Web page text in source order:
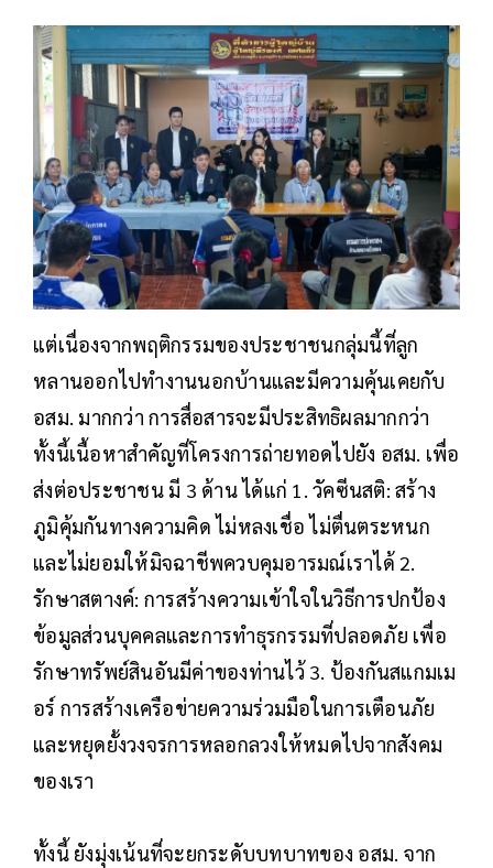
แต่เนื่องจากพฤติกรรมของประชาชนกลุ่มนี้ที่ลูก
หลานออกไปทำงานนอกบ้านและมีความคุ้นเคยกับ
อสม. มากกว่า การสื่อสารจะมีประสิทธิผลมากกว่า
ทั้งนี้เนื้อหาสำคัญที่โครงการถ่ายทอดไปยัง อสม. เพื่อ
ส่งต่อประชาชน มี 3 ด้าน ได้แก่ 1. วัคซีนสติ: สร้าง
ภูมิคุ้มกันทางความคิด ไม่หลงเชื่อ ไม่ตื่นตระหนก
และไม่ยอมให้มิจฉาชีพควบคุมอารมณ์เราได้ 2.
รักษาสตางค์: การสร้างความเข้าใจในวิธีการปกป้อง
ข้อมูลส่วนบุคคลและการทำธุรกรรมที่ปลอดภัย เพื่อ
รักษาทรัพย์สินอันมีค่าของท่านไว้ 3. ป้องกันสแกมเม
อร์ การสร้างเครือข่ายความร่วมมือในการเตือนภัย
และหยุดยั้งวงจรการหลอกลวงให้หมดไปจากสังคม
ของเรา
ทั้งนี้ ยังมุ่งเน้นที่จะยกระดับบทบาทของ อสม. จาก